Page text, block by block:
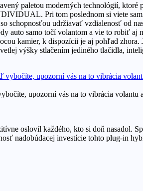
paletou moderných technológií,
Pri tom poslednom si viete
schopnosťou udržiavať vzdialenosť od
auto samo točí volantom a vie to robiť
kamier, k dispozícii je aj pohľad
výšky stlačením jediného tlačidla,
upozorní vás na to vibrácia
oslovil každého, kto si doň nasadol.
nadobúdacej investície tohto plug-in